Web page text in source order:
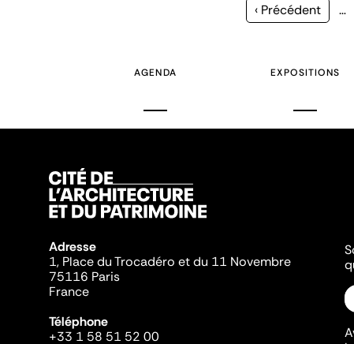
Page
‹ Précédent …
AGENDA EXPOSITIONS
Adresse
1, Place du Trocadéro et du 11 Novembre
75116 Paris
France
Téléphone
+33 1 58 51 52 00